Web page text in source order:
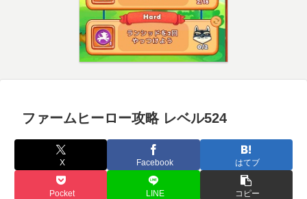
ファームヒーロー攻略 レベル524
X Facebook はてブ
Pocket LINE コピー